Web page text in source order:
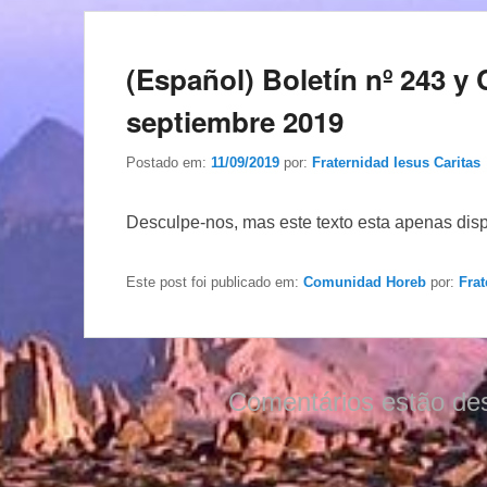
(Español) Boletín nº 243
septiembre 2019
Postado em: 11/09/2019 por: Fraternidad Iesus Caritas
Desculpe-nos, mas este texto esta apenas
Este post foi publicado em: Comunidad Horeb por:
Comentários estão